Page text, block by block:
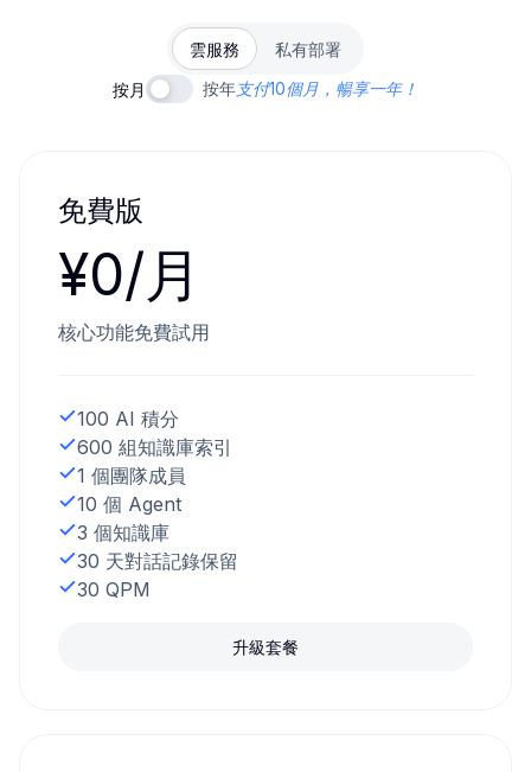
雲服務
私有部署
按月
按年支付10個月，暢享一年！
免費版
¥0/月
核心功能免費試用
100 AI 積分
600 組知識庫索引
1 個團隊成員
10 個 Agent
3 個知識庫
30 天對話記錄保留
30 QPM
升級套餐